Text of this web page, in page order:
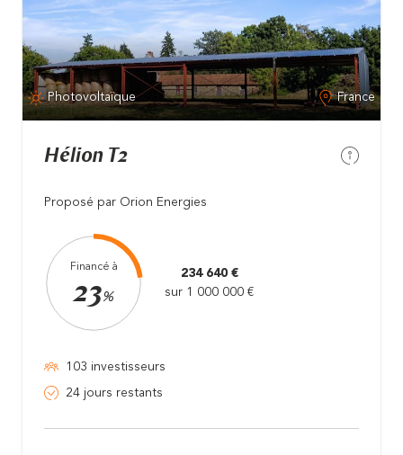
Photovoltaïque France
Hélion T2
Proposé par Orion Energies
Financé à
23%
234 640 €
sur 1 000 000 €
103 investisseurs
24 jours restants